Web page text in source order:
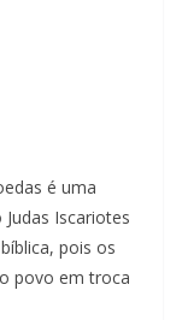
é uma
Iscariotes
pois os
povo em troca